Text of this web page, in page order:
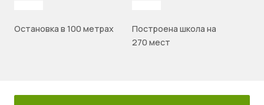
Остановка в 100 метрах
Построена школа на
270 мест